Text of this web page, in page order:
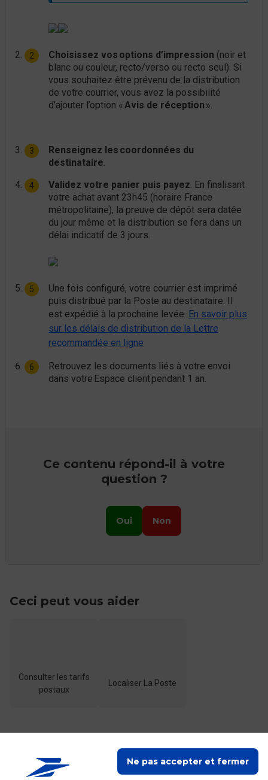
Ne pas accepter et fermer
Choisissez vos options d’impression (noir et
blanc ou couleur, recto/verso ou recto seul). Si
vous souhaitez être prévenu de la distribution
de votre courrier, vous avez la possibilité
d’ajouter l’option «Avis de réception ».
Renseignez les coordonnées du
destinataire
Validez votre panier puis payez . En finalisant
votre achat avant 23h45 (horaire France
métropolitaine), la preuve de dépôt sera datée
du jour même et la distribution se fera dans un
délai indicatif de 3 jours.
Une fois configuré, votre courrier est imprimé
puis distribué par la Poste au destinataire. Il
est expédié à la prochaine levée. En savoir plus
sur les délais de distribution de la Lettre
recommandée en ligne
Retrouvez les documents liés à votre envoi
dans votre Espace client pendant 1 an.
Ce contenu répond-il à votre
question ?
Oui Non
Ceci peut vous aider
Consulter les tarifs
postaux
Localiser La Poste